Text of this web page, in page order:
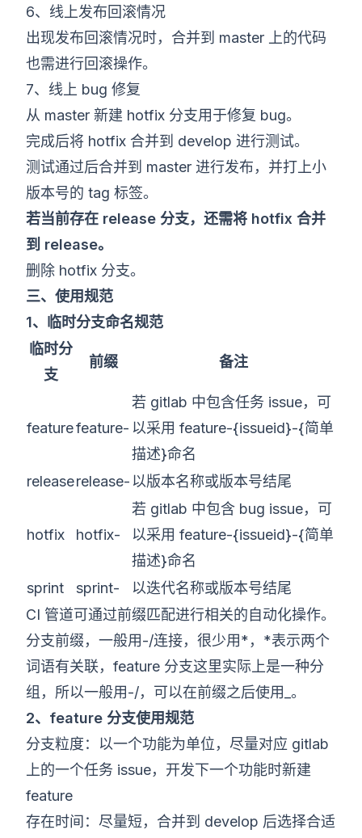
6、线上发布回滚情况
出现发布回滚情况时，合并到 master 上的代码
也需进行回滚操作。
7、线上 bug 修复
从 master 新建 hotfix 分支用于修复 bug。
完成后将 hotfix 合并到 develop 进行测试。
测试通过后合并到 master 进行发布，并打上小
版本号的 tag 标签。
若当前存在 release 分支，还需将 hotfix 合并
到 release。
删除 hotfix 分支。
三、使用规范
1、临时分支命名规范
临时分
支
前缀 备注
featurefeature-
若 gitlab 中包含任务 issue，可
以采用 feature-{issueid}-{简单
描述}命名
releaserelease- 以版本名称或版本号结尾
hotfix hotfix-
若 gitlab 中包含 bug issue，可
以采用 feature-{issueid}-{简单
描述}命名
sprint
sprint-
以迭代名称或版本号结尾
CI 管道可通过前缀匹配进行相关的自动化操作。
分支前缀，一般用-/连接，很少用*，*表示两个
词语有关联，feature 分支这里实际上是一种分
组，所以一般用-/，可以在前缀之后使用_。
2、feature 分支使用规范
分支粒度：以一个功能为单位，尽量对应 gitlab
上的一个任务 issue，开发下一个功能时新建
feature
存在时间：尽量短，合并到 develop 后选择合适